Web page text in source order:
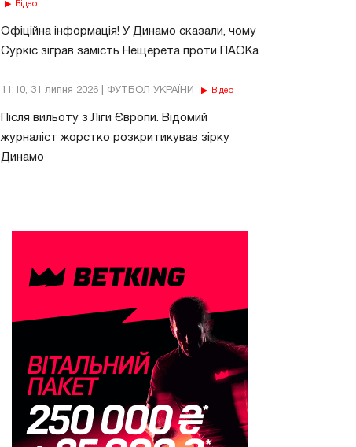
Відео
Офіційна інформація! У Динамо сказали, чому
Суркіс зіграв замість Нещерета проти ПАОКа
11:10, 31 липня 2026 | ФУТБОЛ УКРАЇНИ Відео
Після вильоту з Ліги Європи. Відомий
журналіст жорстко розкритикував зірку
Динамо